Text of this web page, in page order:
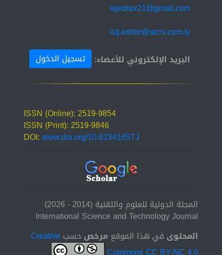
stjeditor21@gmail.com
istj.editor@stcrs.com.ly
البريد الإلكتروني للأعضاء:
تسجيل الدخول
ISSN (Online): 2519-9854
ISSN (Print): 2519-9846
DOI:www.doi.org/10.62341/ISTJ
المجلة الدولية للعلوم والتقنية (2014 - 2026)
International Science and Technology Journal
المحتوى في هذا الموقع مرخصحسبCreative